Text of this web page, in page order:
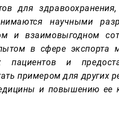
для
тся научными
и взаимовыгодном
в сфере экспорта
пациентов и
примером для других
и повышению ее